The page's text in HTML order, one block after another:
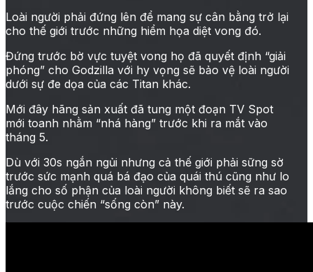
Loài người phải đứng lên để mang sự cân bằng trở lại
cho thế giới trước những hiểm họa diệt vong đó.
Đứng trước bờ vực tuyệt vong họ đã quyết định “giải
phóng” cho Godzilla với hy vọng sẽ bảo vệ loài người
dưới sự đe dọa của các Titan khác.
Mới đây hãng sản xuất đã tung một đoạn TV Spot
mới toanh nhằm “nhá hàng” trước khi ra mắt vào
tháng 5.
Dù với 30s ngắn ngủi nhưng cả thế giới phải sững sờ
trước sức mạnh quá bá đạo của quái thú cũng như lo
lắng cho số phận của loài người không biết sẽ ra sao
trước cuộc chiến “sống còn” này.